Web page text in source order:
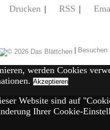
Drucken | RSS |
|
werden Cookies
Akzeptieren
Website sind auf
Ihrer Cookie-